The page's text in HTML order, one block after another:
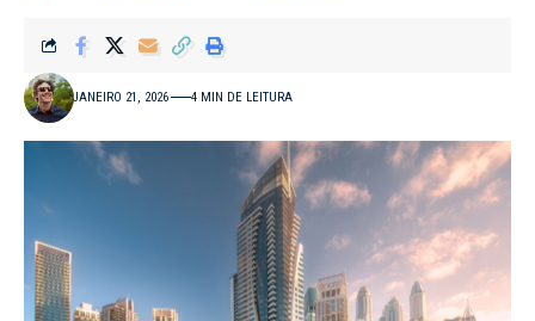
JANEIRO 21, 2026 4 MIN DE LEITURA